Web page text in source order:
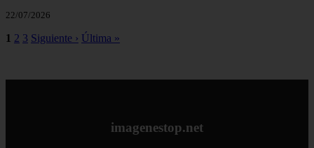
22/07/2026
1 2 3 Siguiente › Última »
imagenestop.net